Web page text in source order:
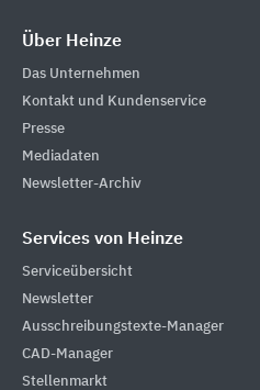
Über Heinze
Das Unternehmen
Kontakt und Kundenservice
Presse
Mediadaten
Newsletter-Archiv
Services von Heinze
Serviceübersicht
Newsletter
Ausschreibungstexte-Manager
CAD-Manager
Stellenmarkt